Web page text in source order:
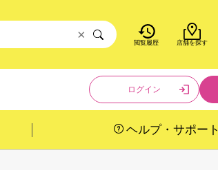
閲覧履歴 店舗を探す
×
ログイン
ヘルプ・サポート